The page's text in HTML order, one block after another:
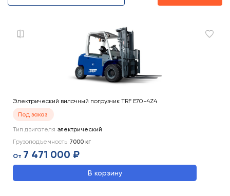
Электрический вилочный погрузчик TRF E70-4Z4
Под заказ
Тип двигателя электрический
Грузоподъемность 7000 кг
От 7 471 000 ₽
В корзину